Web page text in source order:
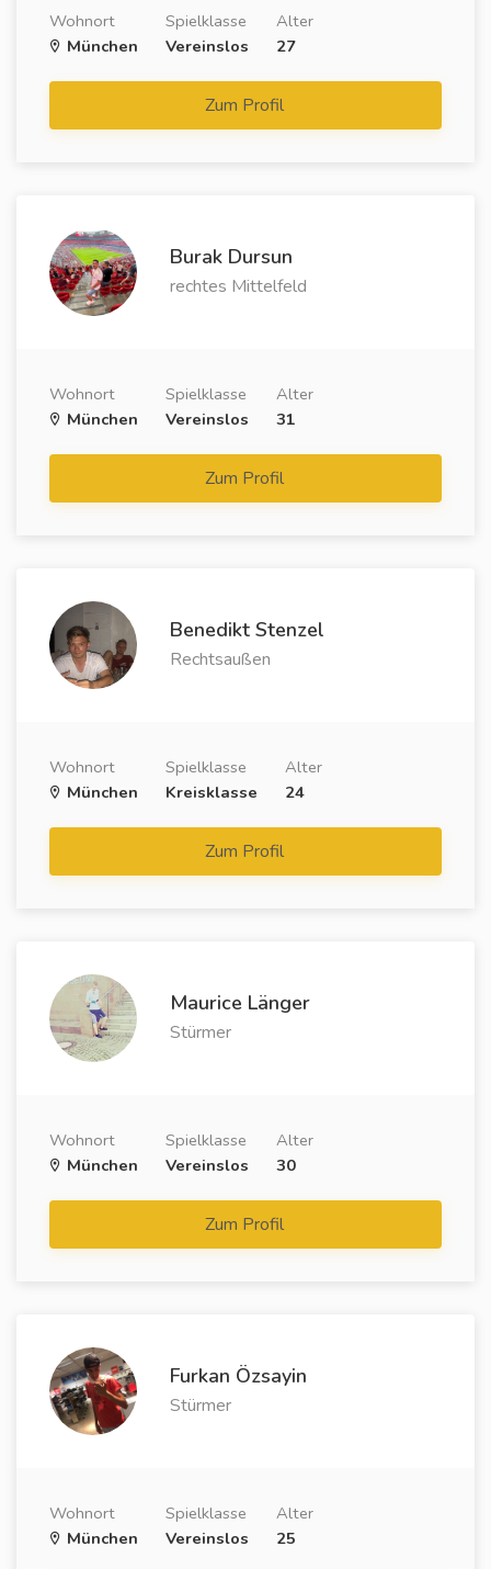
Wohnort
München
Spielklasse
Vereinslos
Alter
27
Zum Profil
Burak Dursun
rechtes Mittelfeld
Wohnort
München
Spielklasse
Vereinslos
Alter
31
Zum Profil
Benedikt Stenzel
Rechtsaußen
Wohnort
München
Spielklasse
Kreisklasse
Alter
24
Zum Profil
Maurice Länger
Stürmer
Wohnort
München
Spielklasse
Vereinslos
Alter
30
Zum Profil
Furkan Özsayin
Stürmer
Wohnort
München
Spielklasse
Vereinslos
Alter
25